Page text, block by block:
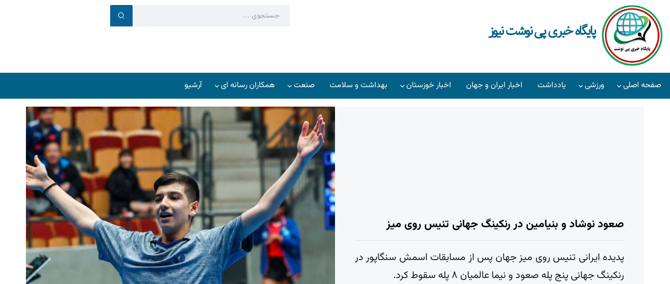
پایگاه خبری پی نوشت نیوز
صفحه اصلی ورزشی یادداشت اخبار ایران و جهان اخبار خوزستان بهداشت و سلامت صنعت همکاران رسانه ای آرشیو
صعود نوشاد و بنیامین در رنکینگ جهانی تنیس روی میز
پدیده ایرانی تنیس روی میز جهان پس از مسابقات اسمش سنگاپور در
رنکینگ جهانی پنج پله صعود و نیما عالمیان ۸ پله سقوط کرد.